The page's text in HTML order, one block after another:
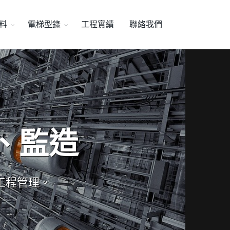
電梯型錄 工程實績 聯絡我們
監造
程管理。